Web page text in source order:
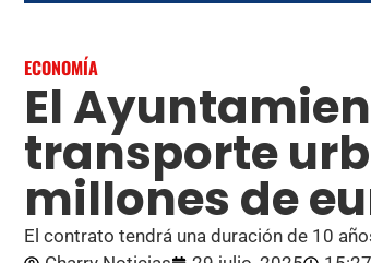
ECONOMÍA
El
transporte
millones de
El contrato tendrá una duración de 10